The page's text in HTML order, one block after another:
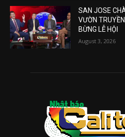
SAN JOSE
VƯỜN
BỪNG LỄ HỘI
August 3, 2026